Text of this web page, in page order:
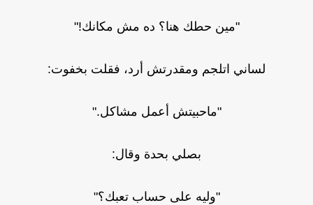
"مين حطك هنا؟ ده مش مكانك!"
لساني اتلجم ومقدرتش أرد، فقلت بخفوت:
"ماحبيتش أعمل مشاكل."
بصلي بحدة وقال:
"وليه على حساب تعبك؟"